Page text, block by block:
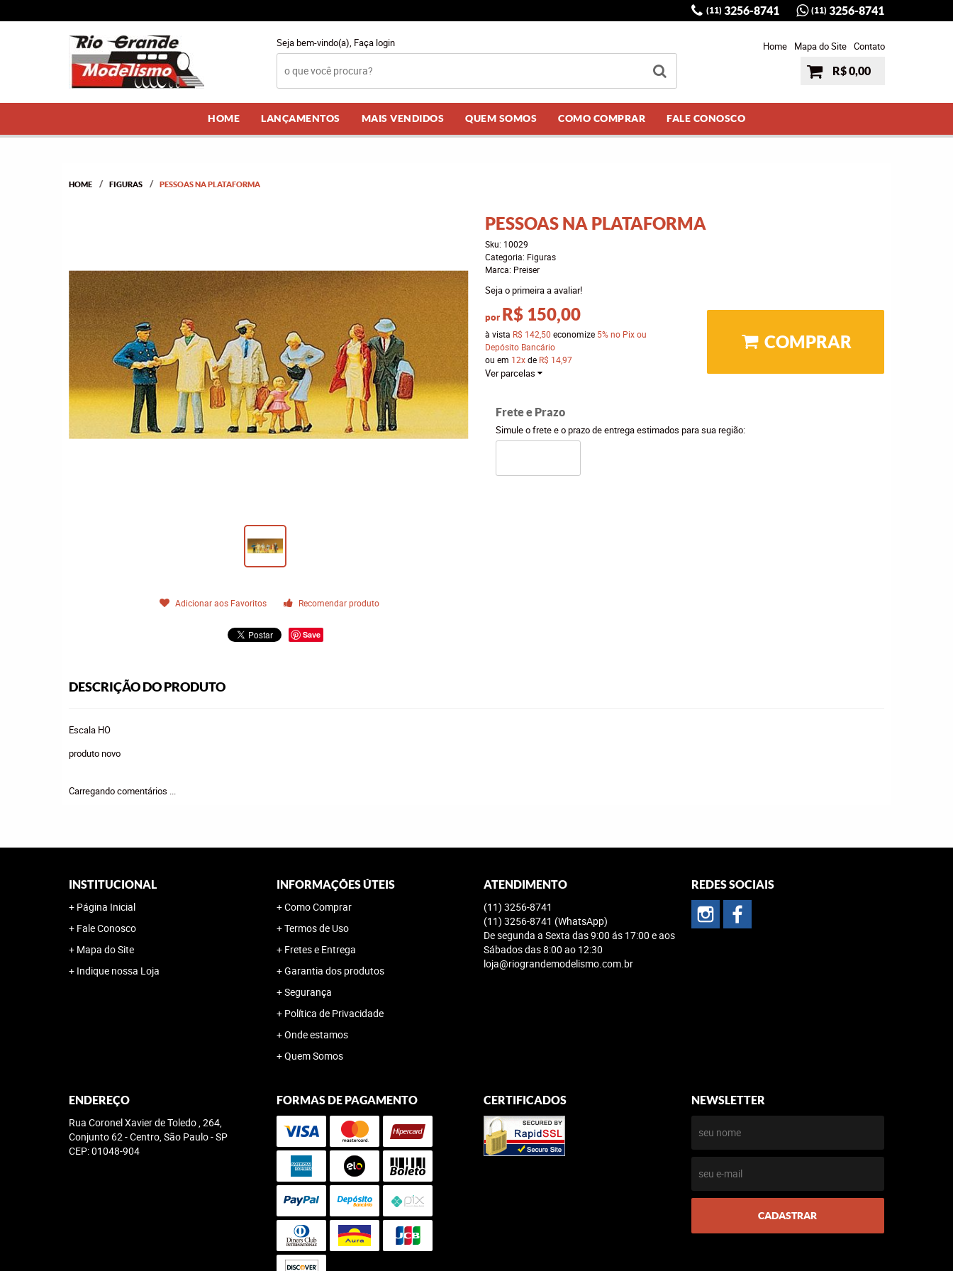
(11) 3256-8741 (11) 3256-8741
Seja bem-vindo(a), Faça login Home Mapa do Site Contato
R$ 0,00
HOME LANÇAMENTOS MAIS VENDIDOS QUEM SOMOS COMO COMPRAR FALE CONOSCO
HOME FIGURAS PESSOAS NA PLATAFORMA
Adicionar aos Favoritos Recomendar produto
Save
PESSOAS NA PLATAFORMA
Sku: 10029
Categoria: Figuras
Marca: Preiser
Seja o primeira a avaliar!
por R$ 150,00
à vista R$ 142,50 economize 5% no Pix ou
Depósito Bancário
ou em 12xde R$ 14,97
Ver parcelas
COMPRAR
Frete e Prazo
Simule o frete e o prazo de entrega estimados para sua região:
DESCRIÇÃO DO PRODUTO
Escala HO
produto novo
Carregando comentários ...
INSTITUCIONAL
Página Inicial
Fale Conosco
Mapa do Site
Indique nossa Loja
INFORMAÇÕES ÚTEIS
Como Comprar
Termos de Uso
Fretes e Entrega
Garantia dos produtos
Segurança
Política de Privacidade
Onde estamos
Quem Somos
ATENDIMENTO
(11) 3256-8741
(11) 3256-8741 (WhatsApp)
De segunda a Sexta das 9:00 ás 17:00 e aos
Sábados das 8:00 ao 12:30
loja@riograndemodelismo.com.br
REDES SOCIAIS
ENDEREÇO
Rua Coronel Xavier de Toledo , 264,
Conjunto 62-Centro, São Paulo-SP
CEP: 01048-904
FORMAS DE PAGAMENTO CERTIFICADOS NEWSLETTER
CADASTRAR